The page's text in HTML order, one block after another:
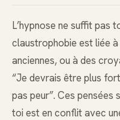
L’hypnose ne suffit pas
claustrophobie est liée
anciennes, ou à des
“Je devrais être plus
pas peur”. Ces pensées
toi est en conflit avec